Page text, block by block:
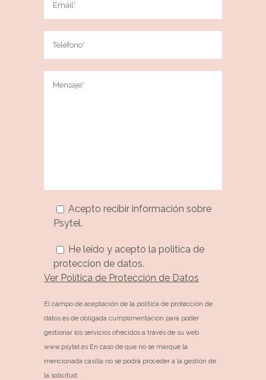
Acepto recibir información sobre
Psytel.
He leído y acepto la politica de
proteccion de datos.
Ver Política de Protección de Datos
El campo de aceptación de la política de protección de
datos es de obligada cumplimentación para poder
gestionar los servicios ofrecidos a través de su web
www.psytel.es En caso de que no se marque la
mencionada casilla no se podrá proceder a la gestión de
la solicitud.